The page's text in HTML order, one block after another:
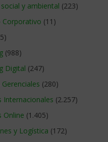
y ambiental (223)
Corporativo (11)
(988)
Digital (247)
(280)
Internacionales (2.257)
Online (1.405)
y Logística (172)